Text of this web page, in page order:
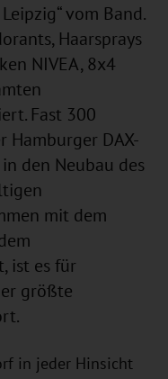
vom Band.
Haarsprays
NIVEA, 8x4
Fast 300
Hamburger DAX-
den Neubau des
mit dem
ist es für
größte
in jeder Hinsicht